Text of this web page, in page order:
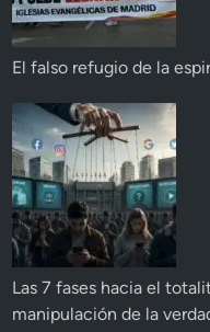
El falso refugio de la
Las 7 fases hacia el
manipulación de la